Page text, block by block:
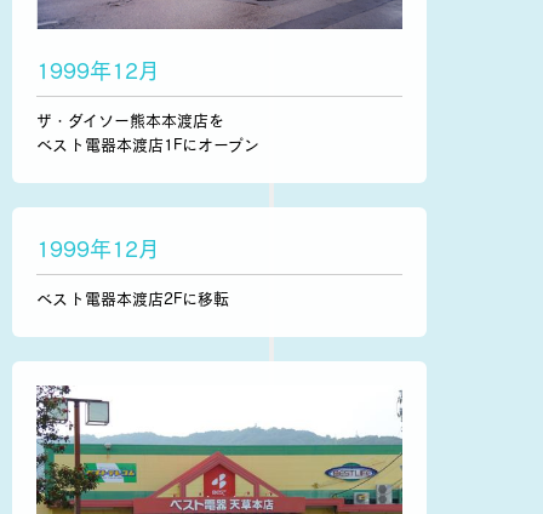
1999年12月
ザ・ダイソー熊本本渡店を
ベスト電器本渡店1Fにオープン
1999年12月
ベスト電器本渡店2Fに移転